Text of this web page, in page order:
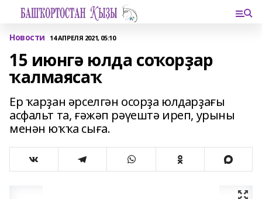
Новости 14 АПРЕЛЯ 2021, 05:10
15 июнгә юлда соҡорҙар
ҡалмаясаҡ
Ер ҡарҙан әрселгән осорҙа юлдарҙағы
асфальт та, ғәжәп рәүештә иреп, урыны
менән юҡҡа сыға.